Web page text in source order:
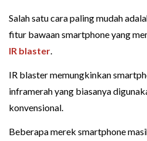
Salah satu cara paling mudah
fitur bawaan smartphone yang
IR blaster.
IR blaster memungkinkan
inframerah yang biasanya
konvensional.
Beberapa merek smartphone